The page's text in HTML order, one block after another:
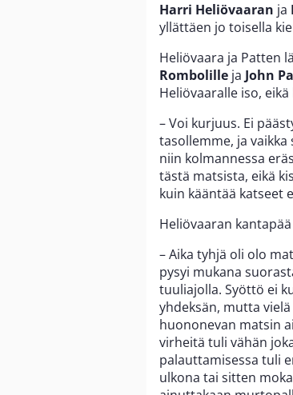
Harri Heliövaaran ja
yllättäen jo toisella
Heliövaara ja Patten
Rombolille ja John
Heliövaaralle iso,
– Voi kurjuus. Ei
tasollemme, ja
niin kolmannessa
tästä matsista, eikä
kuin kääntää katseet
Heliövaaran
– Aika tyhjä oli olo
pysyi mukana
tuuliajolla. Syöttö ei
yhdeksän, mutta
huononevan matsin
virheitä tuli vähän
palauttamisessa tuli
ulkona tai sitten